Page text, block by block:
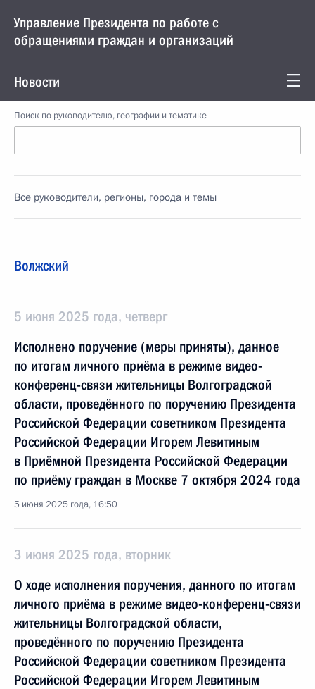
Управление Президента по работе с
обращениями граждан и организаций
Новости
Поиск по руководителю, географии и тематике
Все руководители, регионы, города и темы
Волжский
5 июня 2025 года, четверг
Исполнено поручение (меры приняты), данное
по итогам личного приёма в режиме видео-
конференц-связи жительницы Волгоградской
области, проведённого по поручению Президента
Российской Федерации советником Президента
Российской Федерации Игорем Левитиным
в Приёмной Президента Российской Федерации
по приёму граждан в Москве 7 октября 2024 года
5 июня 2025 года, 16:50
3 июня 2025 года, вторник
О ходе исполнения поручения, данного по итогам
личного приёма в режиме видео-конференц-связи
жительницы Волгоградской области,
проведённого по поручению Президента
Российской Федерации советником Президента
Российской Федерации Игорем Левитиным